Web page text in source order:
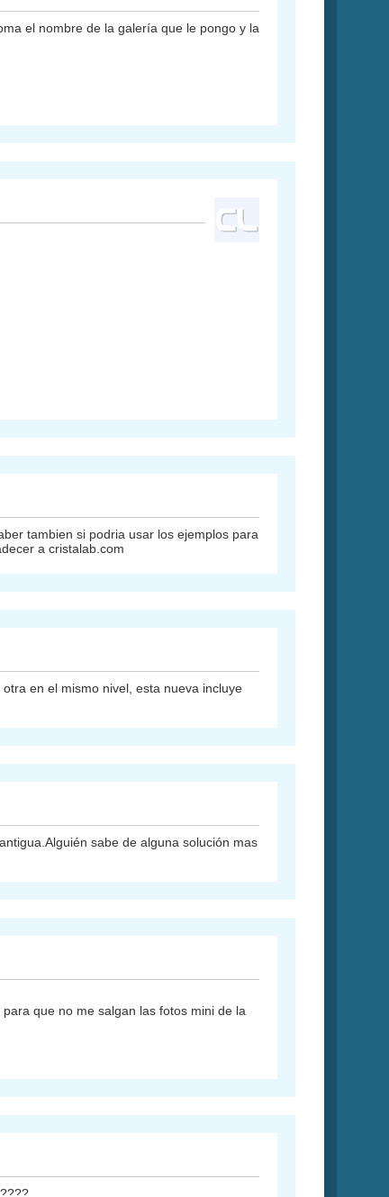
el nombre de la galería que le pongo y la
tambien si podria usar los ejemplos para
a cristalab.com
en el mismo nivel, esta nueva incluye
sabe de alguna solución mas
que no me salgan las fotos mini de la